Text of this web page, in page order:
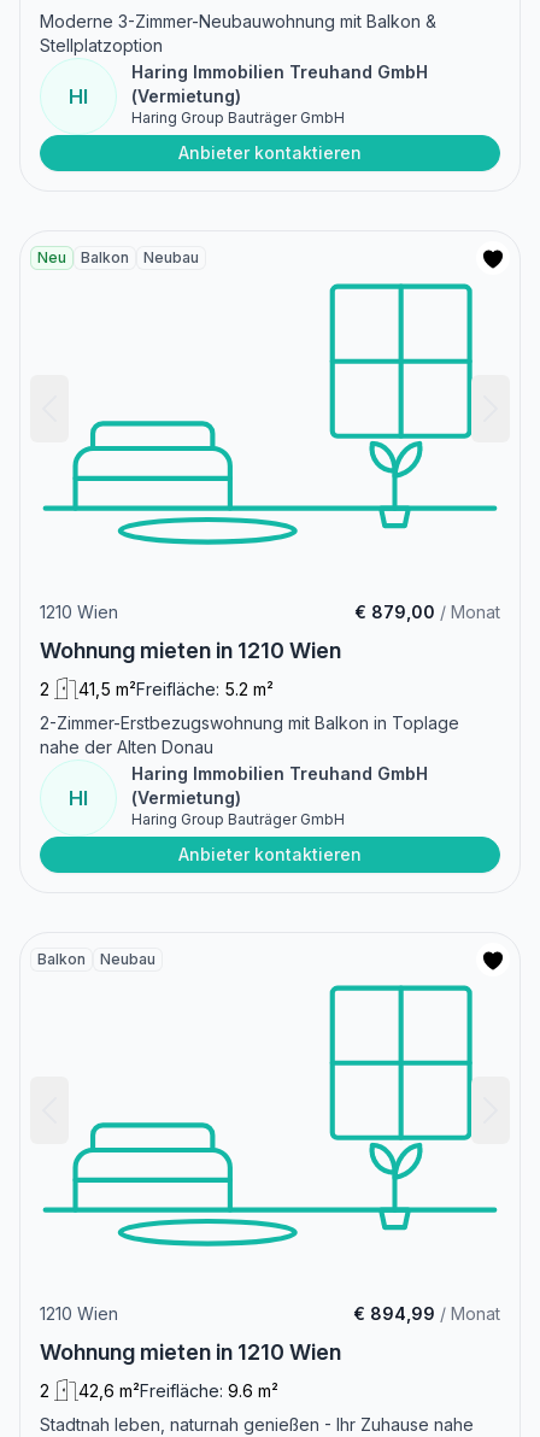
Moderne 3-Zimmer-Neubauwohnung mit Balkon &
Stellplatzoption
HI
Haring Immobilien Treuhand GmbH
(Vermietung)
Haring Group Bauträger GmbH
Anbieter kontaktieren
Neu Balkon Neubau
1210 Wien € 879,00 / Monat
Wohnung mieten in 1210 Wien
2 41,5 m²Freifläche: 5.2 m²
2-Zimmer-Erstbezugswohnung mit Balkon in Toplage
nahe der Alten Donau
HI
Haring Immobilien Treuhand GmbH
(Vermietung)
Haring Group Bauträger GmbH
Anbieter kontaktieren
Balkon Neubau
1210 Wien € 894,99 / Monat
Wohnung mieten in 1210 Wien
2 42,6 m²Freifläche: 9.6 m²
Stadtnah leben, naturnah genießen - Ihr Zuhause nahe